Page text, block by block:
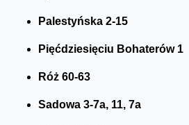
Palestyńska 2-15
Pięćdziesięciu Bohaterów 1
Róż 60-63
Sadowa 3-7a, 11, 7a